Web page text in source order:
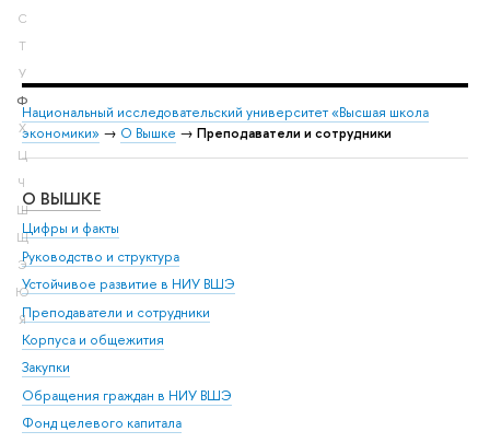
С
Т
У
Ф
Х
Ц
Ч
Ш
Щ
Э
Ю
Я
Национальный исследовательский университет «Высшая школа
экономики» → О Вышке → Преподаватели и сотрудники
О ВЫШКЕ
Цифры и факты
Руководство и структура
Устойчивое развитие в НИУ ВШЭ
Преподаватели и сотрудники
Корпуса и общежития
Закупки
Обращения граждан в НИУ ВШЭ
Фонд целевого капитала